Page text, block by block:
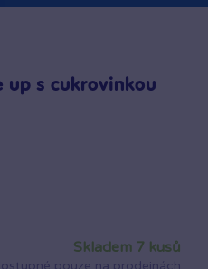
up s cukrovinkou
skladem 7 kusů
pouze na prodejnách